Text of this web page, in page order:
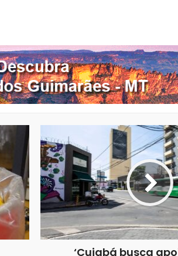
‘Cuiabá busca